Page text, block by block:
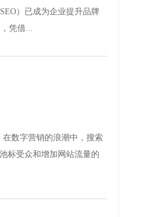
）已成为企业提升品牌
凭借...
在数字营销的浪潮中，搜索
标受众和增加网站流量的